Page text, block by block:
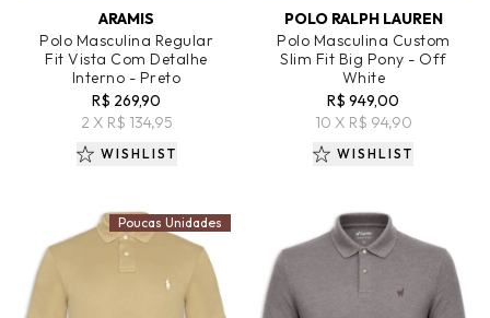
ARAMIS
Polo Masculina Regular
Fit Vista Com Detalhe
Interno - Preto
R$ 269,90
2 X R$ 134,95
WISHLIST
POLO RALPH LAUREN
Polo Masculina Custom
Slim Fit Big Pony - Off
White
R$ 949,00
10 X R$ 94,90
WISHLIST
Poucas Unidades